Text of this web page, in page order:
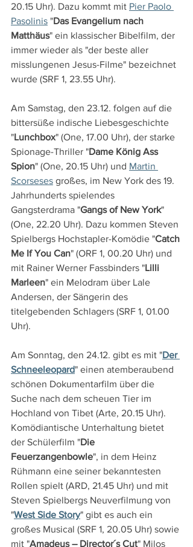
20.15 Uhr). Dazu kommt mit Pier Paolo
Pasolinis "Das Evangelium nach
Matthäus" ein klassischer Bibelfilm, der
immer wieder als "der beste aller
misslungenen Jesus-Filme" bezeichnet
wurde (SRF 1, 23.55 Uhr).
Am Samstag, den 23.12. folgen auf die
bittersüße indische Liebesgeschichte
"Lunchbox" (One, 17.00 Uhr), der starke
Spionage-Thriller "Dame König Ass
Spion" (One, 20.15 Uhr) und Martin
Scorseses großes, im New York des 19.
Jahrhunderts spielendes
Gangsterdrama "Gangs of New York"
(One, 22.20 Uhr). Dazu kommen Steven
Spielbergs Hochstapler-Komödie "Catch
Me If You Can" (ORF 1, 00.20 Uhr) und
mit Rainer Werner Fassbinders "Lilli
Marleen" ein Melodram über Lale
Andersen, der Sängerin des
titelgebenden Schlagers (SRF 1, 01.00
Uhr).
Am Sonntag, den 24.12. gibt es mit "Der
Schneeleopard" einen atemberaubend
schönen Dokumentarfilm über die
Suche nach dem scheuen Tier im
Hochland von Tibet (Arte, 20.15 Uhr).
Komödiantische Unterhaltung bietet
der Schülerfilm "Die
Feuerzangenbowle", in dem Heinz
Rühmann eine seiner bekanntesten
Rollen spielt (ARD, 21.45 Uhr) und mit
Steven Spielbergs Neuverfilmung von
"West Side Story" gibt es auch ein
großes Musical (SRF 1, 20.05 Uhr) sowie
mit "Amadeus – Director´s Cut" Milos